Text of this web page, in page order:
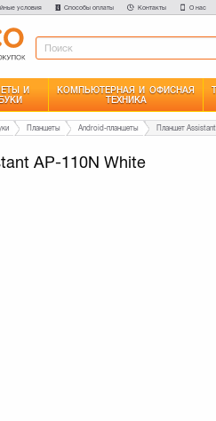
условия Способы оплаты Контакты О нас
И
КОМПЬЮТЕРНАЯ И ОФИСНАЯ
ТЕХНИКА
Планшеты Android-планшеты Планшет
AP-110N White